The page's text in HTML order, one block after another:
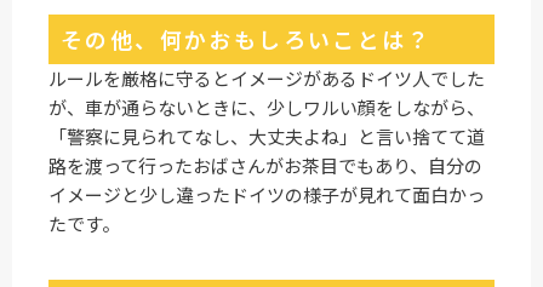
その他、何かおもしろいことは？
ルールを厳格に守るとイメージがあるドイツ人でした
が、車が通らないときに、少しワルい顔をしながら、
「警察に見られてなし、大丈夫よね」と言い捨てて道
路を渡って行ったおばさんがお茶目でもあり、自分の
イメージと少し違ったドイツの様子が見れて面白かっ
たです。